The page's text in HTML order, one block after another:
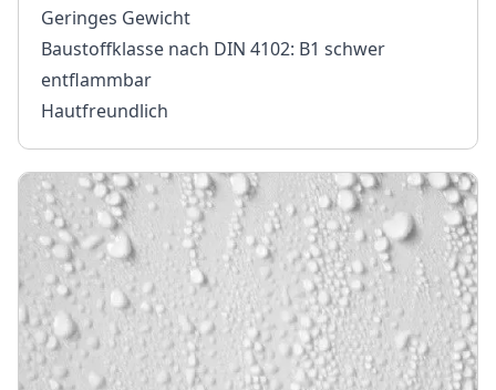
Geringes Gewicht
Baustoffklasse nach DIN 4102: B1 schwer
entflammbar
Hautfreundlich